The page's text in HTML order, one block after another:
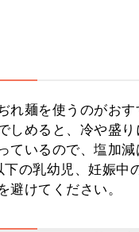
れ麺を使うのがおす
しめると、冷や盛り
ているので、塩加減
の乳幼児、妊娠
避けてください。